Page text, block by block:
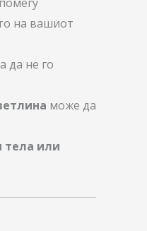
на вашиот
да не го
може да
тела или